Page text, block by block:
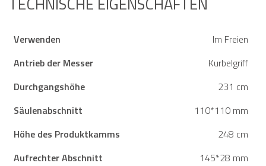
Verwenden
Im Freien
Antrieb der Messer
Kurbelgriff
Durchgangshöhe
231 cm
Säulenabschnitt
110*110 mm
Höhe des Produktkamms
248 cm
Aufrechter Abschnitt
145*28 mm